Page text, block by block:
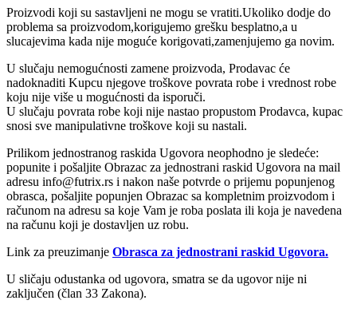
Proizvodi koji su sastavljeni ne mogu se vratiti.Ukoliko dodje do
problema sa proizvodom,korigujemo grešku besplatno,a u
slucajevima kada nije moguće korigovati,zamenjujemo ga novim.
U slučaju nemogućnosti zamene proizvoda, Prodavac će
nadoknaditi Kupcu njegove troškove povrata robe i vrednost robe
koju nije više u mogućnosti da isporuči.
U slučaju povrata robe koji nije nastao propustom Prodavca, kupac
snosi sve manipulativne troškove koji su nastali.
Prilikom jednostranog raskida Ugovora neophodno je sledeće:
popunite i pošaljite Obrazac za jednostrani raskid Ugovora na mail
adresu info@futrix.rs i nakon naše potvrde o prijemu popunjenog
obrasca, pošaljite popunjen Obrazac sa kompletnim proizvodom i
računom na adresu sa koje Vam je roba poslata ili koja je navedena
na računu koji je dostavljen uz robu.
Link za preuzimanje Obrasca za jednostrani raskid Ugovora.
U sličaju odustanka od ugovora, smatra se da ugovor nije ni
zaključen (član 33 Zakona).